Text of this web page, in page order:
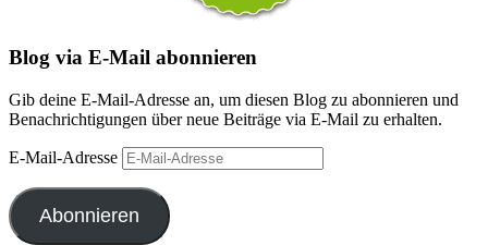
Blog via E-Mail abonnieren
Gib deine E-Mail-Adresse an, um diesen Blog zu abonnieren und
Benachrichtigungen über neue Beiträge via E-Mail zu erhalten.
E-Mail-Adresse
Abonnieren